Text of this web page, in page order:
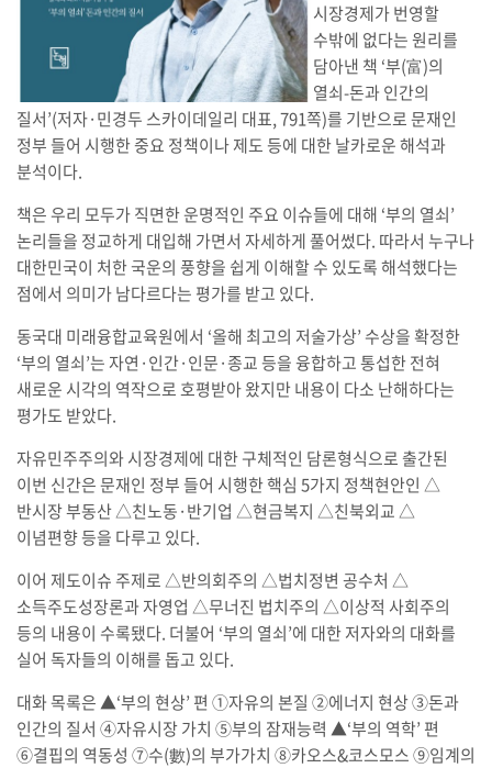
시장경제가 번영할
수밖에 없다는 원리를
담아낸 책 ‘부(富)의
열쇠-돈과 인간의
질서’(저자·민경두 스카이데일리 대표, 791쪽)를 기반으로 문재인
정부 들어 시행한 중요 정책이나 제도 등에 대한 날카로운 해석과
분석이다.
책은 우리 모두가 직면한 운명적인 주요 이슈들에 대해 ‘부의 열쇠’
논리들을 정교하게 대입해 가면서 자세하게 풀어썼다. 따라서 누구나
대한민국이 처한 국운의 풍향을 쉽게 이해할 수 있도록 해석했다는
점에서 의미가 남다르다는 평가를 받고 있다.
동국대 미래융합교육원에서 ‘올해 최고의 저술가상’ 수상을 확정한
‘부의 열쇠’는 자연·인간·인문·종교 등을 융합하고 통섭한 전혀
새로운 시각의 역작으로 호평받아 왔지만 내용이 다소 난해하다는
평가도 받았다.
자유민주주의와 시장경제에 대한 구체적인 담론형식으로 출간된
이번 신간은 문재인 정부 들어 시행한 핵심 5가지 정책현안인 △
반시장 부동산 △친노동·반기업 △현금복지 △친북외교 △
이념편향 등을 다루고 있다.
이어 제도이슈 주제로 △반의회주의 △법치정변 공수처 △
소득주도성장론과 자영업 △무너진 법치주의 △이상적 사회주의
등의 내용이 수록됐다. 더불어 ‘부의 열쇠’에 대한 저자와의 대화를
실어 독자들의 이해를 돕고 있다.
대화 목록은 ▲‘부의 현상’ 편 ①자유의 본질 ②에너지 현상 ③돈과
인간의 질서 ④자유시장 가치 ⑤부의 잠재능력 ▲‘부의 역학’ 편
⑥결핍의 역동성 ⑦수(數)의 부가가치 ⑧카오스&코스모스 ⑨임계의